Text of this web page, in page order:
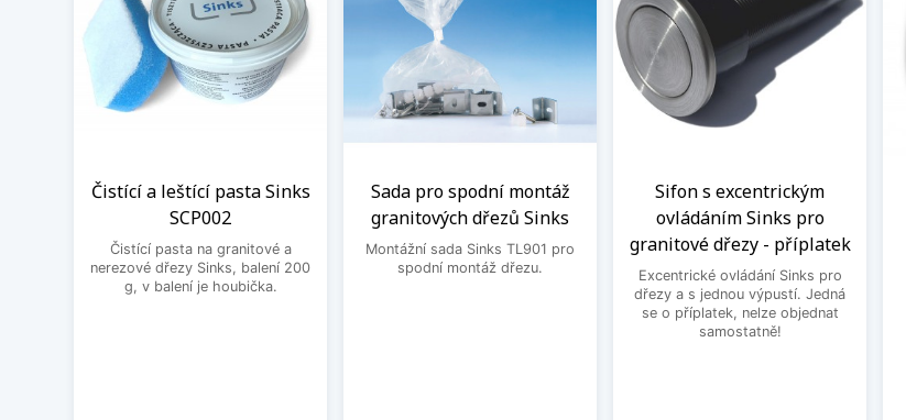
Čistící a leštící pasta Sinks
SCP002
Čistící pasta na granitové a
nerezové dřezy Sinks, balení 200
g, v balení je houbička.
Sada pro spodní montáž
granitových dřezů Sinks
Montážní sada Sinks TL901 pro
spodní montáž dřezu.
Sifon s excentrickým
ovládáním Sinks pro
granitové dřezy - příplatek
Excentrické ovládání Sinks pro
dřezy a s jednou výpustí. Jedná
se o příplatek, nelze objednat
samostatně!